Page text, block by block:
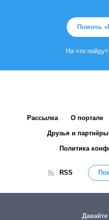
Помочь
На что
Рассылка О портале
Друзья и партнёры
Политика
RSS